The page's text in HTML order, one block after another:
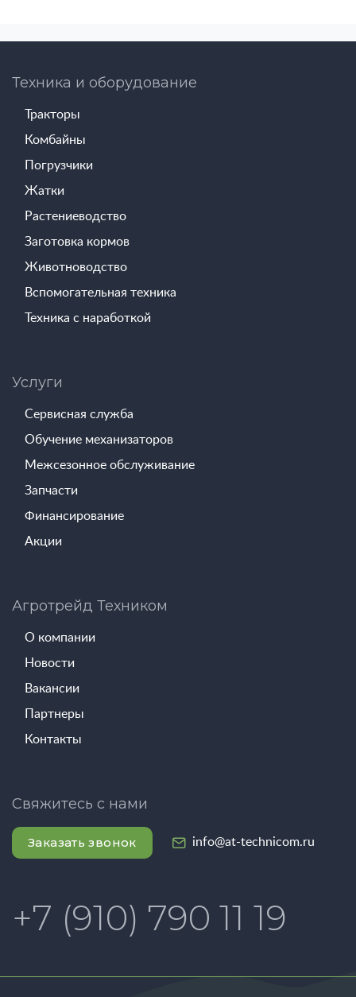
Техника и оборудование
Тракторы
Комбайны
Погрузчики
Жатки
Растениеводство
Заготовка кормов
Животноводство
Вспомогательная техника
Техника с наработкой
Услуги
Сервисная служба
Обучение механизаторов
Межсезонное обслуживание
Запчасти
Финансирование
Акции
Агротрейд Техником
О компании
Новости
Вакансии
Партнеры
Контакты
Свяжитесь с нами
Заказать звонок info@at-technicom.ru
+7 (910) 790 11 19